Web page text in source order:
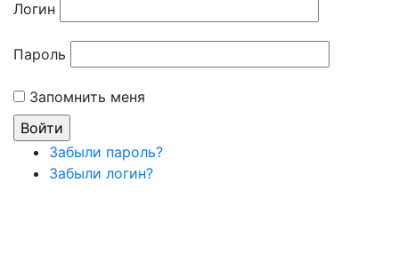
Логин
Пароль
Запомнить меня
Забыли пароль?
Забыли логин?